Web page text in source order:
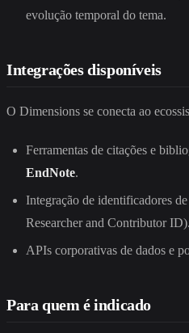
evolução temporal do tema.
Integrações disponíveis
O Dimensions se conecta ao
Ferramentas de citações e
EndNote.
Integração de identificadores
Researcher and Contributor ID).
APIs corporativas de dados e
Para quem é indicado